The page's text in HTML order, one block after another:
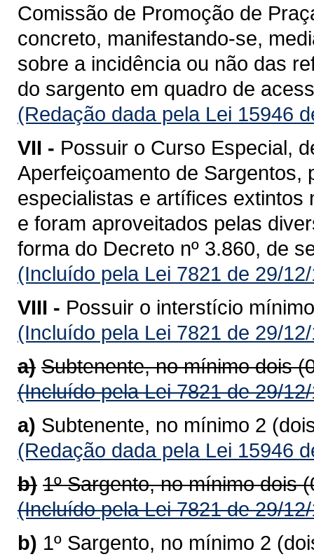
Comissão de Promoção de
concreto, manifestando-se,
sobre a incidência ou não das
do sargento em quadro de
(Redação dada pela Lei 15946
VII - Possuir o Curso Especial,
Aperfeiçoamento de
especialistas e artífices extintos
e foram aproveitados pelas
forma do Decreto nº 3.860, de
(Incluído pela Lei 7821 de 29/
VIII - Possuir o interstício
(Incluído pela Lei 7821 de 29/
a) Subtenente, no mínimo dois
(Incluído pela Lei 7821 de 29/
a) Subtenente, no mínimo 2
(Redação dada pela Lei 15946
b) 1º Sargento, no mínimo dois
(Incluído pela Lei 7821 de 29/
b) 1º Sargento, no mínimo 2